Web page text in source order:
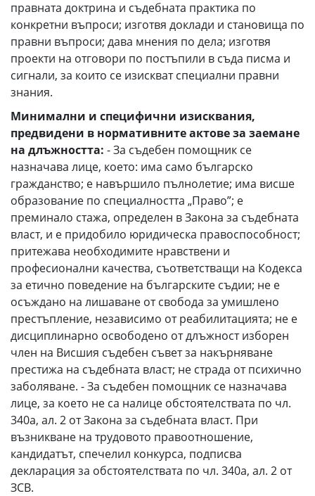
правната доктрина и съдебната практика по
конкретни въпроси; изготвя доклади и становища по
правни въпроси; дава мнения по дела; изготвя
проекти на отговори по постъпили в съда писма и
сигнали, за които се изискват специални правни
знания.
Минимални и специфични изисквания,
предвидени в нормативните актове за заемане
на длъжността: - За съдебен помощник се
назначава лице, което: има само българско
гражданство; е навършило пълнолетие; има висше
образование по специалността „Право”; е
преминало стажа, определен в Закона за съдебната
власт, и е придобило юридическа правоспособност;
притежава необходимите нравствени и
професионални качества, съответстващи на Кодекса
за етично поведение на българските съдии; не е
осъждано на лишаване от свобода за умишлено
престъпление, независимо от реабилитацията; не е
дисциплинарно освободено от длъжност изборен
член на Висшия съдебен съвет за накърняване
престижа на съдебната власт; не страда от психично
заболяване. - За съдебен помощник се назначава
лице, за което не са налице обстоятелствата по чл.
340а, ал. 2 от Закона за съдебната власт. При
възникване на трудовото правоотношение,
кандидатът, спечелил конкурса, подписва
декларация за обстоятелствата по чл. 340а, ал. 2 от
ЗСВ.